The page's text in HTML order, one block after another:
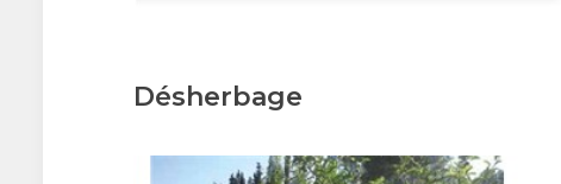
Désherbage